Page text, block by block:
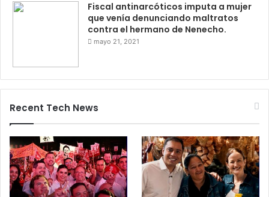
Fiscal antinarcóticos imputa a mujer
que venía denunciando maltratos
contra el hermano de Nenecho.
mayo 21, 2021
Recent Tech News